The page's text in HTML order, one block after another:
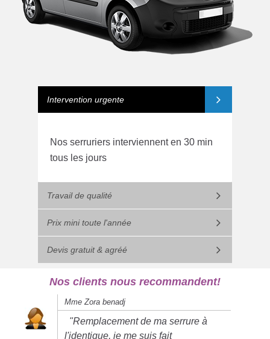
Intervention urgente
Nos serruriers interviennent en 30 min
tous les jours
Travail de qualité
Prix mini toute l'année
Devis gratuit & agréé
Nos clients nous recommandent!
Mme Zora benadj
"Remplacement de ma serrure à
l'identique, je me suis fait